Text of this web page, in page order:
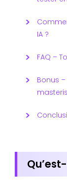
IA ?
FAQ –
Bonus